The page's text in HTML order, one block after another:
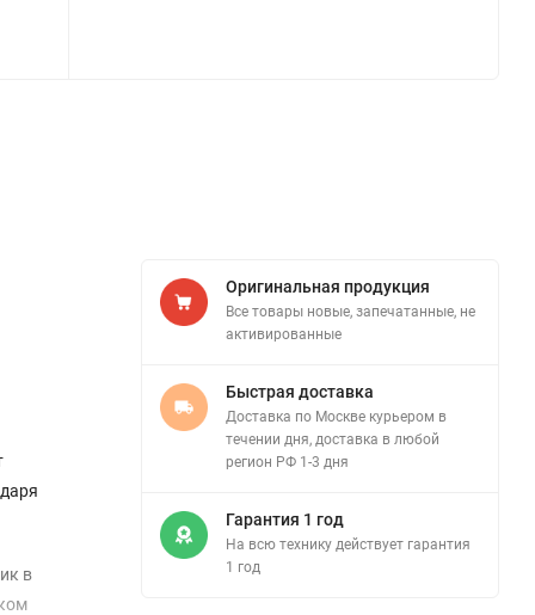
в
Оригинальная продукция
Все товары новые, запечатанные, не
активированные
Быстрая доставка
Доставка по Москве курьером в
течении дня, доставка в любой
регион РФ 1-3 дня
Гарантия 1 год
На всю технику действует гарантия
1 год